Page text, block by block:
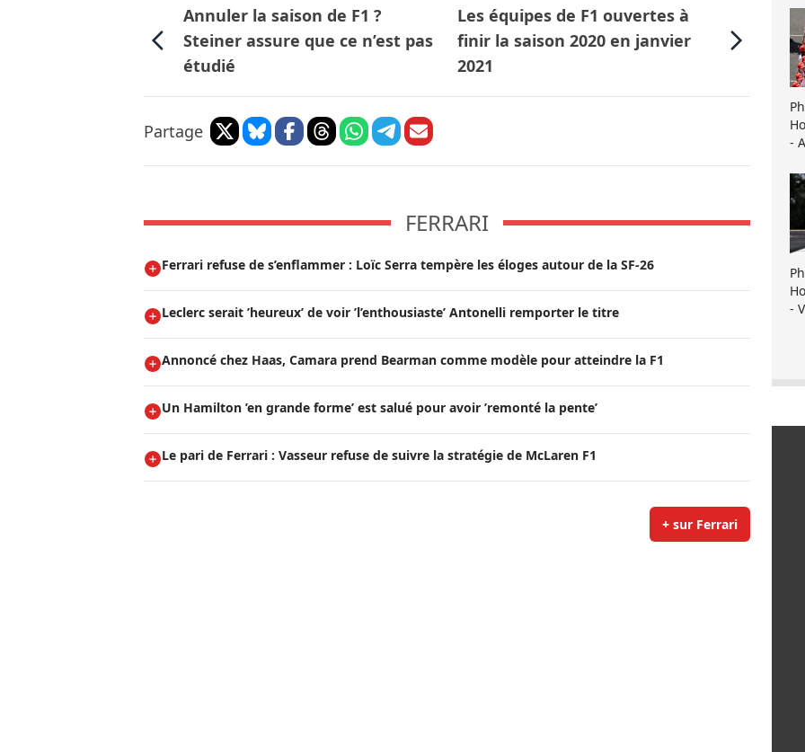
Annuler la saison de F1 ?
Steiner assure que ce n’est pas
étudié
Les équipes de F1 ouvertes à
finir la saison 2020 en janvier
2021
Partage
FERRARI
Ferrari refuse de s’enflammer : Loïc Serra tempère les éloges autour de la SF-26
Leclerc serait ’heureux’ de voir ’l’enthousiaste’ Antonelli remporter le titre
Annoncé chez Haas, Camara prend Bearman comme modèle pour atteindre la F1
Un Hamilton ’en grande forme’ est salué pour avoir ’remonté la pente’
Le pari de Ferrari : Vasseur refuse de suivre la stratégie de McLaren F1
+ sur Ferrari
-
-